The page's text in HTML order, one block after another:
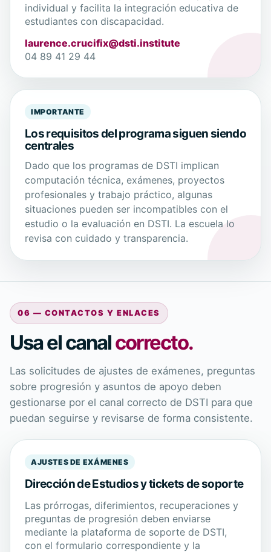
individual y facilita la integración educativa de
estudiantes con discapacidad.
laurence.crucifix@dsti.institute
04 89 41 29 44
IMPORTANTE
Los requisitos del programa siguen siendo
centrales
Dado que los programas de DSTI implican
computación técnica, exámenes, proyectos
profesionales y trabajo práctico, algunas
situaciones pueden ser incompatibles con el
estudio o la evaluación en DSTI. La escuela lo
revisa con cuidado y transparencia.
06 — CONTACTOS Y ENLACES
Usa el canalcorrecto.
Las solicitudes de ajustes de exámenes, preguntas
sobre progresión y asuntos de apoyo deben
gestionarse por el canal correcto de DSTI para que
puedan seguirse y revisarse de forma consistente.
AJUSTES DE EXÁMENES
Dirección de Estudios y tickets de soporte
Las prórrogas, diferimientos, recuperaciones y
preguntas de progresión deben enviarse
mediante la plataforma de soporte de DSTI,
con el formulario correspondiente y la